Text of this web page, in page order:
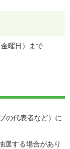
曜日）まで
の代表者など）に
選する場合があり